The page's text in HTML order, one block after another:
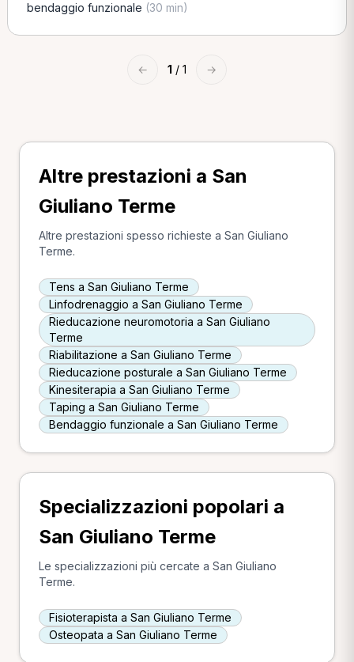
bendaggio funzionale (30 min)
← 1 / 1 →
Altre prestazioni a San
Giuliano Terme
Altre prestazioni spesso richieste a San Giuliano
Terme.
Tens a San Giuliano Terme
Linfodrenaggio a San Giuliano Terme
Rieducazione neuromotoria a San Giuliano
Terme
Riabilitazione a San Giuliano Terme
Rieducazione posturale a San Giuliano Terme
Kinesiterapia a San Giuliano Terme
Taping a San Giuliano Terme
Bendaggio funzionale a San Giuliano Terme
Specializzazioni popolari a
San Giuliano Terme
Le specializzazioni più cercate a San Giuliano
Terme.
Fisioterapista a San Giuliano Terme
Osteopata a San Giuliano Terme